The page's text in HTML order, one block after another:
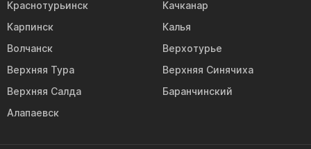
Краснотурьинск
Качканар
Карпинск
Калья
Волчанск
Верхотурье
Верхняя Тура
Верхняя Синячиха
Верхняя Салда
Баранчинский
Алапаевск